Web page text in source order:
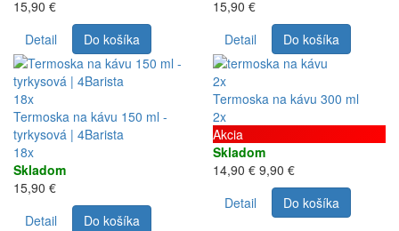
15,90 €
Detail
Do košíka
15,90 €
Detail
Do košíka
18x
Termoska na kávu 150 ml -
tyrkysová | 4Barista
18x
Skladom
15,90 €
Detail
Do košíka
2x
Termoska na kávu 300 ml
2x
Akcia
Skladom
14,90 € 9,90 €
Detail
Do košíka